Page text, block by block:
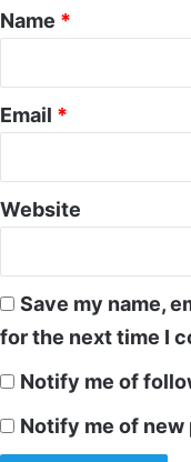
*
Name *
Email *
Website
Save my name,
for the next time I
Notify me of
Notify me of new